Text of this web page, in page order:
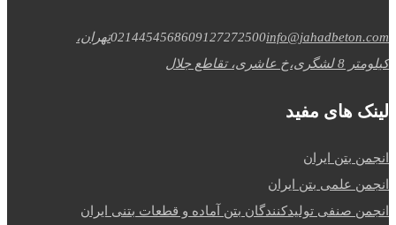
0214454568609127272500info@jahadbeton.com
تهران،
کیلومتر 8 لشگری،خ عاشری، تقاطع جلال
لینک های مفید
انجمن بتن ایران
انجمن علمی بتن ایران
انجمن صنفی تولیدکنندگان بتن آماده و قطعات بتنی ایران